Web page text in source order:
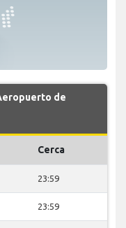
de
Cerca
23:59
23:59